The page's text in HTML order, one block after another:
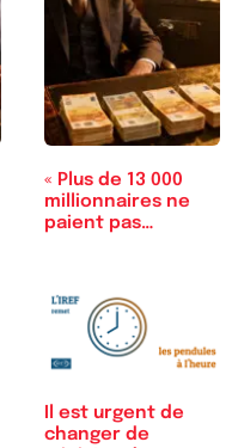
« Plus de 13 000
millionnaires ne
paient pas
Il est urgent de
changer de